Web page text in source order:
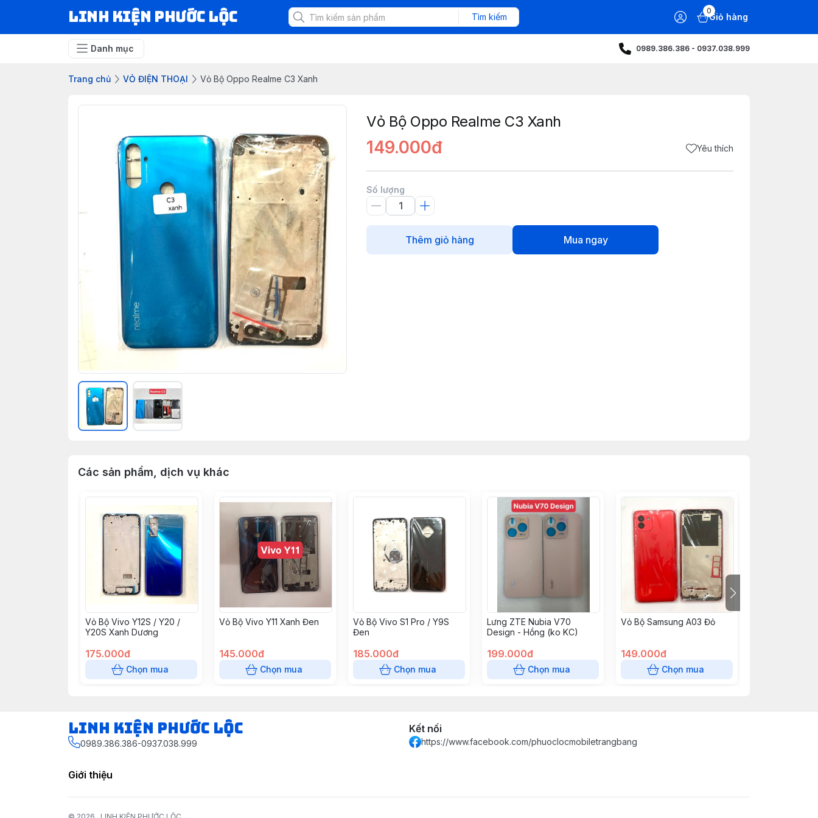
LINH KIỆN PHƯỚC LỘC Tìm kiếm
0
Giỏ hàng
Danh mục 0989.386.386 - 0937.038.999
Trang chủ VỎ ĐIỆN THOẠI Vỏ Bộ Oppo Realme C3 Xanh
Vỏ Bộ Oppo Realme C3 Xanh
149.000đ Yêu thích
Số lượng
Thêm giỏ hàng Mua ngay
Các sản phẩm, dịch vụ khác
Vỏ Bộ Vivo Y12S / Y20 /
Y20S Xanh Dương
175.000đ
Chọn mua
Vỏ Bộ Vivo Y11 Xanh Đen
145.000đ
Chọn mua
Vỏ Bộ Vivo S1 Pro / Y9S
Đen
185.000đ
Chọn mua
Lưng ZTE Nubia V70
Design - Hồng (ko KC)
199.000đ
Chọn mua
Vỏ Bộ Samsung A03 Đỏ
149.000đ
Chọn mua
LINH KIỆN PHƯỚC LỘC
0989.386.386-0937.038.999
Kết nối
https://www.facebook.com/phuoclocmobiletrangbang
Giới thiệu